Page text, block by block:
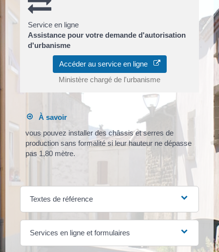
Service en ligne
Assistance pour votre demande d'autorisation
d'urbanisme
Accéder au service en ligne
Ministère chargé de l'urbanisme
À savoir
vous pouvez installer des châssis et serres de
production sans formalité si leur hauteur ne dépasse
pas 1,80 mètre.
Textes de référence
Services en ligne et formulaires